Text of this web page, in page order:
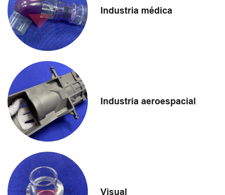
Industria médica
Industria aeroespacial
Visual